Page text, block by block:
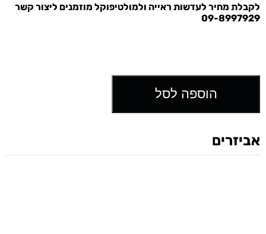
לקבלת מחיר לעדשות ראייה ולמולטיפוקל מוזמנים ליצור קשר
09-8997929
הוספה לסל
אביזרים